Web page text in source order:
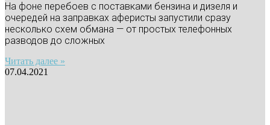
На фоне перебоев с поставками бензина и дизеля и
очередей на заправках аферисты запустили сразу
несколько схем обмана — от простых телефонных
разводов до сложных
Читать далее »
07.04.2021